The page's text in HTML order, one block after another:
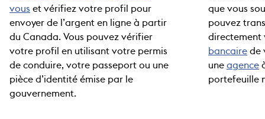
vous et vérifiez votre profil pour
envoyer de l’argent en ligne à partir
du Canada. Vous pouvez vérifier
votre profil en utilisant votre permis
de conduire, votre passeport ou une
pièce d’identité émise par le
gouvernement.
que vous
pouvez
directement
bancaire de
une agence
portefeuille